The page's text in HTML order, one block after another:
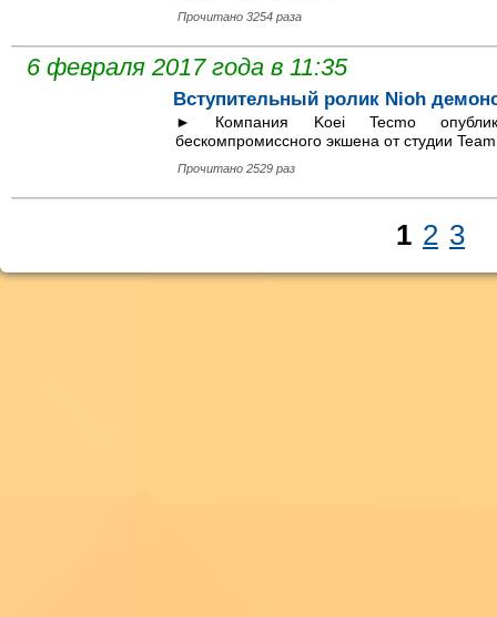
Прочитано 3254 раза
6 февраля 2017 года в 11:35
Вступительный ролик Nioh
► Компания Koei Tecmo
бескомпромиссного экшена от студии
Прочитано 2529 раз
1 2 3